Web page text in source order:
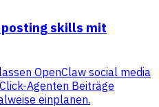
posting skills mit
OpenClaw social media
Agenten Beiträge
einplanen.